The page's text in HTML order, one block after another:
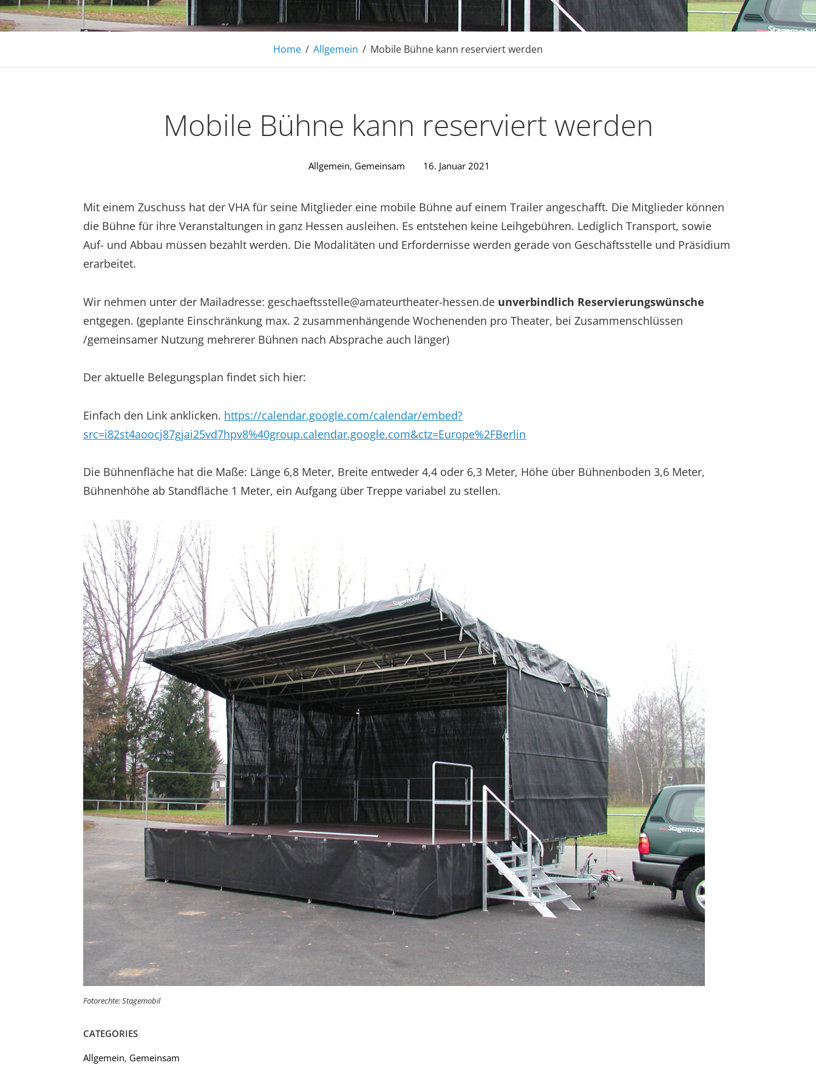
Home / Allgemein / Mobile Bühne kann reserviert werden
Mobile Bühne kann reserviert werden
Allgemein, Gemeinsam 16. Januar 2021
Mit einem Zuschuss hat der VHA für seine Mitglieder eine mobile Bühne auf einem Trailer angeschafft. Die Mitglieder können
die Bühne für ihre Veranstaltungen in ganz Hessen ausleihen. Es entstehen keine Leihgebühren. Lediglich Transport, sowie
Auf- und Abbau müssen bezahlt werden. Die Modalitäten und Erfordernisse werden gerade von Geschäftsstelle und Präsidium
erarbeitet.
Wir nehmen unter der Mailadresse: geschaeftsstelle@amateurtheater-hessen.de unverbindlich Reservierungswünsche
entgegen. (geplante Einschränkung max. 2 zusammenhängende Wochenenden pro Theater, bei Zusammenschlüssen
/gemeinsamer Nutzung mehrerer Bühnen nach Absprache auch länger)
Der aktuelle Belegungsplan findet sich hier:
Einfach den Link anklicken. https://calendar.google.com/calendar/embed?
src=i82st4aoocj87gjai25vd7hpv8%40group.calendar.google.com&ctz=Europe%2FBerlin
Die Bühnenfläche hat die Maße: Länge 6,8 Meter, Breite entweder 4,4 oder 6,3 Meter, Höhe über Bühnenboden 3,6 Meter,
Bühnenhöhe ab Standfläche 1 Meter, ein Aufgang über Treppe variabel zu stellen.
Fotorechte: Stagemobil
CATEGORIES
Allgemein, Gemeinsam